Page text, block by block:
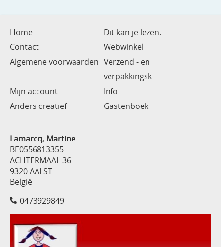
Home
Dit kan je lezen.
Contact
Webwinkel
Algemene voorwaarden Verzend - en
verpakkingsk
Mijn account
Info
Anders creatief
Gastenboek
Lamarcq, Martine
BE0556813355
ACHTERMAAL 36
9320 AALST
België
0473929849